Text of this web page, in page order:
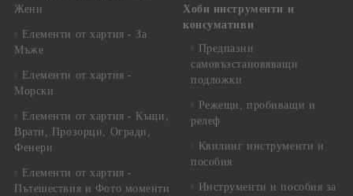
Жени
Елементи от хартия - За
Мъже
Елементи от хартия -
Морски
Елементи от хартия - Къщи,
Врати, Прозорци, Огради,
Фенери
Елементи от хартия -
Пътешествия и Фото моменти
Хоби инструменти и
консумативи
Предпазни
самовъзстановяващи
подложки
Режещи, пробиващи и
релеф
Квилинг инструменти и
пособия
Инструменти и пособия за